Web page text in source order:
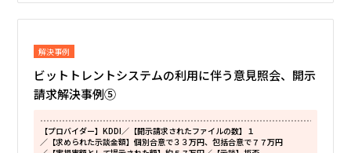
解決事例
ビットトレントシステムの利用に伴う意見照会、開示
請求解決事例⑤
【プロバイダー】KDDI ／【開示請求されたファイルの数】１
／【求められた示談金額】個別合意で３３万円、包括合意で７７万円